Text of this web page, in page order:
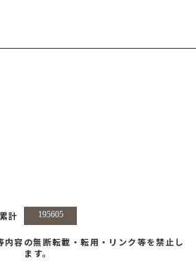
累計
内容の無断転載・転用・リンク等を禁止し
ます。